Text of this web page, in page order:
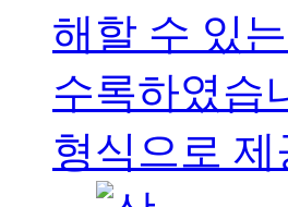
해할 수 있
수록하였습
형식으로 제